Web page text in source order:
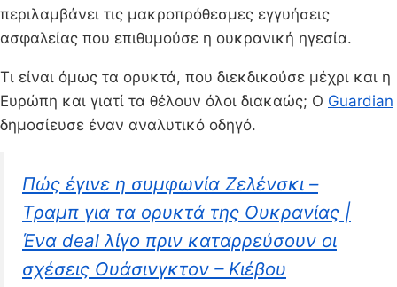
περιλαμβάνει τις μακροπρόθεσμες εγγυήσεις
ασφαλείας που επιθυμούσε η ουκρανική ηγεσία.
Τι είναι όμως τα ορυκτά, που διεκδικούσε μέχρι και η
Ευρώπη και γιατί τα θέλουν όλοι διακαώς; Ο Guardian
δημοσίευσε έναν αναλυτικό οδηγό.
Πώς έγινε η συμφωνία Zελένσκι –
Tραμπ για τα ορυκτά της Ουκρανίας |
Ένα deal λίγο πριν καταρρεύσουν οι
σχέσεις Ουάσινγκτον – Κιέβου